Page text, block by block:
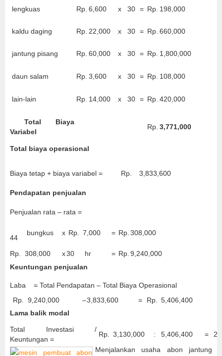
lengkuas Rp. 6,600 x 30 = Rp. 198,000
kaldu daging Rp. 22,000 x 30 = Rp. 660,000
jantung pisang Rp. 60,000 x 30 = Rp. 1,800,000
daun salam Rp. 3,600 x 30 = Rp. 108,000
lain-lain Rp. 14,000 x 30 = Rp. 420,000
Total Biaya
Variabel
Rp. 3,771,000
Total biaya operasional
Biaya tetap + biaya variabel = Rp. 3,833,600
Pendapatan penjualan
Penjualan rata – rata =
44
bungkus x Rp. 7,000 = Rp.308,000
Rp. 308,000 x30 hr = Rp.9,240,000
Keuntungan penjualan
Laba = Total Pendapatan – Total Biaya Operasional
Rp. 9,240,000 –3,833,600 = Rp. 5,406,400
Lama balik modal
Total Investasi /
Keuntungan =
Rp. 3,130,000 : 5,406,400 =
2
Menjalankan usaha abon jantung